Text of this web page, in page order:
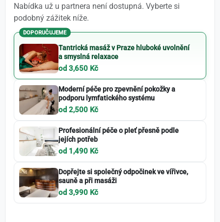
Nabídka už u partnera není dostupná. Vyberte si
podobný zážitek níže.
DOPORUČUJEME
Tantrická masáž v Praze hluboké uvolnění
a smyslná relaxace
od 3,650 Kč
Moderní péče pro zpevnění pokožky a
podporu lymfatického systému
od 2,500 Kč
Profesionální péče o pleť přesně podle
jejích potřeb
od 1,490 Kč
Dopřejte si společný odpočinek ve vířivce,
sauně a při masáži
od 3,990 Kč